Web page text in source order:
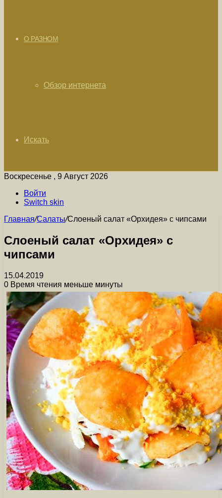
О РАЗНОМ
Обзор интернета
Искать
Воскресенье , 9 Август 2026
Войти
Switch skin
Главная/Салаты/Слоеный салат «Орхидея» с чипсами
Слоеный салат «Орхидея» с
чипсами
15.04.2019
0 Время чтения меньше минуты